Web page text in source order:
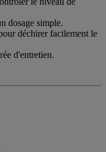
le niveau de
dosage simple.
déchirer facilement le